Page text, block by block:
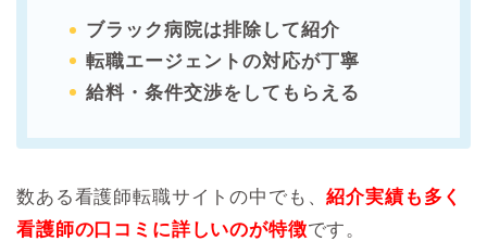
ブラック病院は排除して紹介
転職エージェントの対応が丁寧
給料・条件交渉をしてもらえる
数ある看護師転職サイトの中でも、紹介実績も多く
看護師の口コミに詳しいのが特徴です。